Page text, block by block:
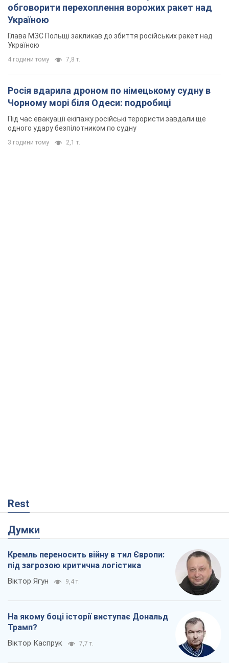
обговорити перехоплення ворожих ракет над
Україною
Глава МЗС Польщі закликав до збиття російських ракет над
Україною
4 години тому 7,8 т.
Росія вдарила дроном по німецькому судну в
Чорному морі біля Одеси: подробиці
Під час евакуації екіпажу російські терористи завдали ще
одного удару безпілотником по судну
3 години тому 2,1 т.
Rest
Думки
Кремль переносить війну в тил Європи:
під загрозою критична логістика
Віктор Ягун 9,4 т.
На якому боці історії виступає Дональд
Трамп?
Віктор Каспрук 7,7 т.